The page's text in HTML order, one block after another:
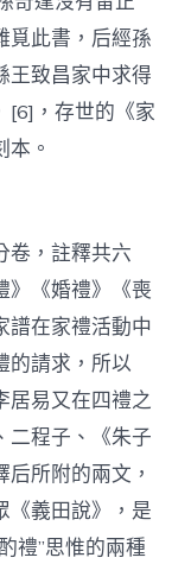
覓此書，后經孫
王致昌家中求得
[6]，存世的《家
。
卷，註釋共六
》《婚禮》《喪
譜在家禮活動中
的請求，所以
居易又在四禮之
二程子、《朱子
所附的兩文，
《義田說》，是
禮”思惟的兩種